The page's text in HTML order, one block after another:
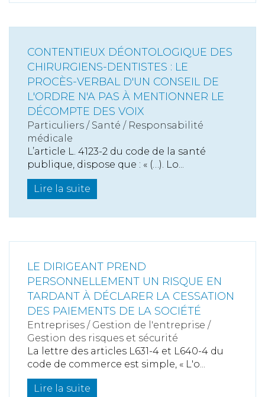
CONTENTIEUX DÉONTOLOGIQUE DES
CHIRURGIENS-DENTISTES : LE
PROCÈS-VERBAL D'UN CONSEIL DE
L'ORDRE N'A PAS À MENTIONNER LE
DÉCOMPTE DES VOIX
Particuliers / Santé / Responsabilité
médicale
L’article L. 4123-2 du code de la santé
publique, dispose que : « (…). Lo...
Lire la suite
LE DIRIGEANT PREND
PERSONNELLEMENT UN RISQUE EN
TARDANT À DÉCLARER LA CESSATION
DES PAIEMENTS DE LA SOCIÉTÉ
Entreprises / Gestion de l'entreprise /
Gestion des risques et sécurité
La lettre des articles L631-4 et L640-4 du
code de commerce est simple, « L'o...
Lire la suite